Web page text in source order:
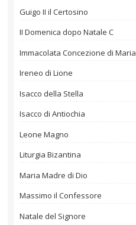
Guigo II il Certosino
II Domenica dopo Natale C
Immacolata Concezione di Maria
Ireneo di Lione
Isacco della Stella
Isacco di Antiochia
Leone Magno
Liturgia Bizantina
Maria Madre di Dio
Massimo il Confessore
Natale del Signore